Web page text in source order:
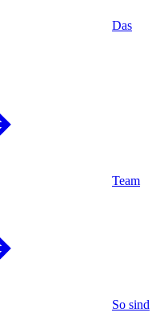
Das
Team
So sind